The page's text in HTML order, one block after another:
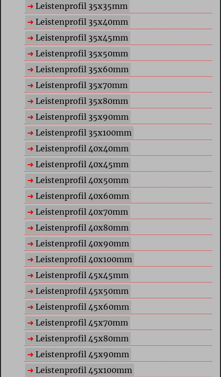
Leistenprofil 35x35mm
Leistenprofil 35x40mm
Leistenprofil 35x45mm
Leistenprofil 35x50mm
Leistenprofil 35x60mm
Leistenprofil 35x70mm
Leistenprofil 35x80mm
Leistenprofil 35x90mm
Leistenprofil 35x100mm
Leistenprofil 40x40mm
Leistenprofil 40x45mm
Leistenprofil 40x50mm
Leistenprofil 40x60mm
Leistenprofil 40x70mm
Leistenprofil 40x80mm
Leistenprofil 40x90mm
Leistenprofil 40x100mm
Leistenprofil 45x45mm
Leistenprofil 45x50mm
Leistenprofil 45x60mm
Leistenprofil 45x70mm
Leistenprofil 45x80mm
Leistenprofil 45x90mm
Leistenprofil 45x100mm